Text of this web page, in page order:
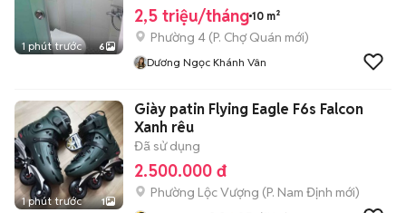
1 phút trước 6
2,5 triệu/tháng 10 m²
Phường 4 (P. Chợ Quán mới)
Dương Ngọc Khánh Vân
1 phút trước 1
Giày patin Flying Eagle F6s Falcon
Xanh rêu
Đã sử dụng
2.500.000 đ
Phường Lộc Vượng (P. Nam Định mới)